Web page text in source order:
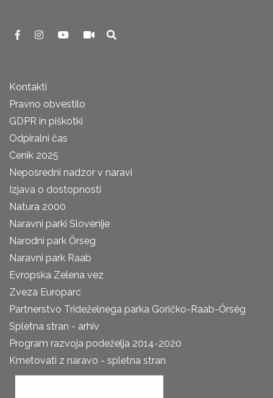
Kontakti
Pravno obvestilo
GDPR in piškotki
Odpiralni čas
Cenik 2025
Neposredni nadzor v naravi
Izjava o dostopnosti
Natura 2000
Naravni parki Slovenije
Narodni park Őrseg
Naravni park Raab
Evropska Zelena vez
Zveza Europarc
Partnerstvo Trideželnega parka Goričko-Raab-Őrség
Spletna stran - arhiv
Program razvoja podeželja 2014-2020
Kmetovati z naravo - spletna stran